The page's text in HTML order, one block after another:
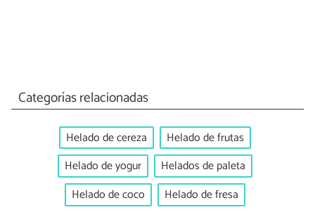
Categorías relacionadas
Helado de cereza
Helado de frutas
Helado de yogur
Helados de paleta
Helado de coco
Helado de fresa